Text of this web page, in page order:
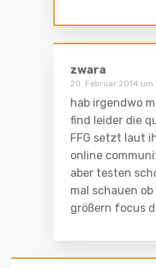
zwara
20. Februar 2014 um
hab irgendwo
find leider die
FFG setzt laut
online
aber testen
mal schauen
größern focus